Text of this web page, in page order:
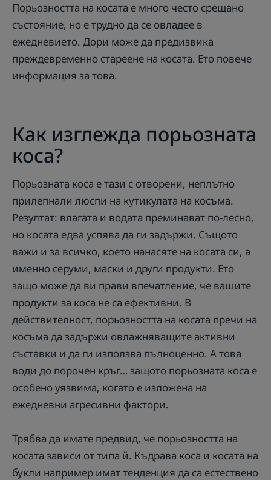
Порьозността на косата е много често срещано
състояние, но е трудно да се овладее в
ежедневието. Дори може да предизвика
преждевременно стареене на косата. Ето повече
информация за това.
Как изглежда порьозната
коса?
Порьозната коса е тази с отворени, неплътно
прилепнали люспи на кутикулата на косъма.
Резултат: влагата и водата преминават по-лесно,
но косата едва успява да ги задържи. Същото
важи и за всичко, което нанасяте на косата си, а
именно серуми, маски и други продукти. Ето
защо може да ви прави впечатление, че вашите
продукти за коса не са ефективни. В
действителност, порьозността на косата пречи на
косъма да задържи овлажняващите активни
съставки и да ги използва пълноценно. А това
води до порочен кръг… защото порьозната коса е
особено уязвима, когато е изложена на
ежедневни агресивни фактори.
Трябва да имате предвид, че порьозността на
косата зависи от типа й. Къдрава коса и косата на
букли например имат тенденция да са естествено